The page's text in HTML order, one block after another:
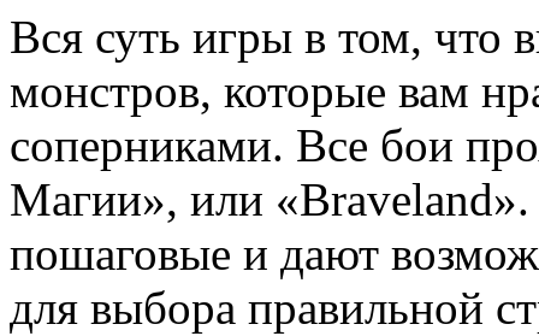
Вся суть игры в том, что
монстров, которые вам
соперниками. Все бои
Магии», или «Braveland».
пошаговые и дают
для выбора правильной